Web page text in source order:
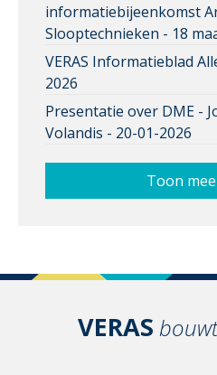
informatiebijeenkomst
Slooptechnieken - 18
VERAS Informatieblad
2026
Presentatie over DME -
Volandis - 20-01-2026
Toon
VERAS